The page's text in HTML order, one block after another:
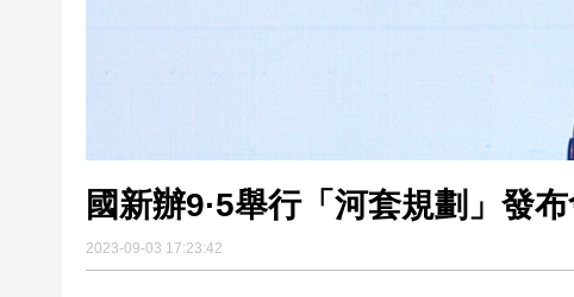
國新辦9·5舉行「河套規劃」發
2023-09-03 17:23:42